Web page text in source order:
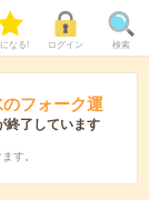
なる! ログイン 検索
フォーク運
終了しています
す。